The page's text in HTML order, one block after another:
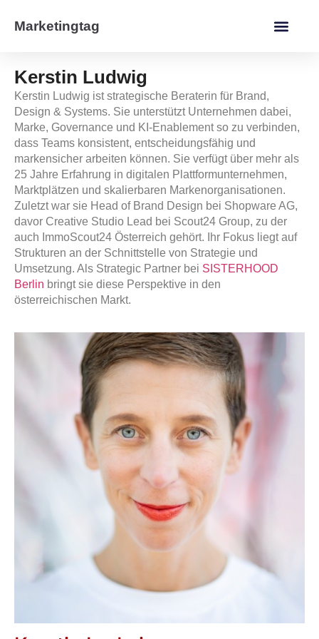
Marketingtag
Kerstin Ludwig
Kerstin Ludwig ist strategische Beraterin für Brand,
Design & Systems. Sie unterstützt Unternehmen dabei,
Marke, Governance und KI-Enablement so zu verbinden,
dass Teams konsistent, entscheidungsfähig und
markensicher arbeiten können. Sie verfügt über mehr als
25 Jahre Erfahrung in digitalen Plattformunternehmen,
Marktplätzen und skalierbaren Markenorganisationen.
Zuletzt war sie Head of Brand Design bei Shopware AG,
davor Creative Studio Lead bei Scout24 Group, zu der
auch ImmoScout24 Österreich gehört. Ihr Fokus liegt auf
Strukturen an der Schnittstelle von Strategie und
Umsetzung. Als Strategic Partner bei SISTERHOOD
Berlin bringt sie diese Perspektive in den
österreichischen Markt.